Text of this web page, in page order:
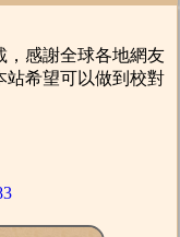
感謝全球各地網友
站希望可以做到校對